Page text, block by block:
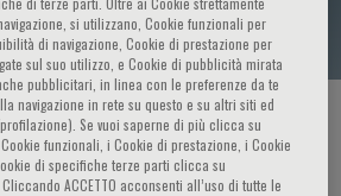
EVENTI / RELATORE
si utilizzano, Cookie funzionali per
di navigazione, Cookie di prestazione per
sul suo utilizzo, e Cookie di pubblicità mirata
pubblicitari, in linea con le preferenze da te
navigazione in rete su questo e su altri siti ed
Se vuoi saperne di più clicca su
funzionali, i Cookie di prestazione, i Cookie
di specifiche terze parti clicca su
Cliccando ACCETTO acconsenti all’uso di tutte le